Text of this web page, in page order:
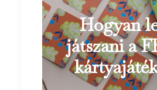
Hogyan
játszani a